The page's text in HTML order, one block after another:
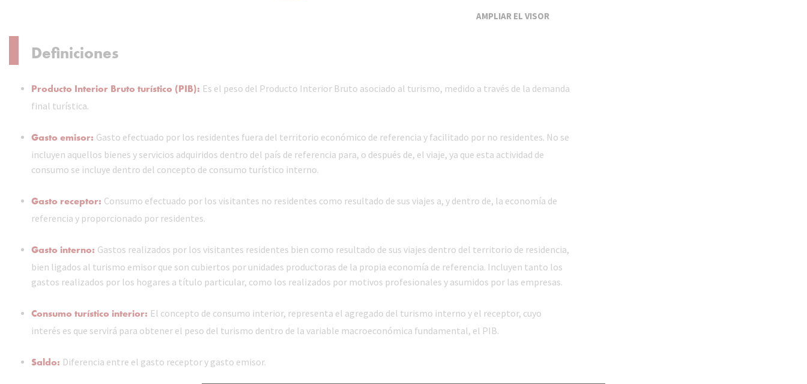
EL VISOR
Definiciones
Producto Interior Bruto turístico (PIB): Es el peso del Producto Interior Bruto asociado al turismo, medido a través de la demanda
final turística.
Gasto emisor: Gasto efectuado por los residentes fuera del territorio económico de referencia y facilitado por no residentes. No se
incluyen aquellos bienes y servicios adquiridos dentro del país de referencia para, o después de, el viaje, ya que esta actividad de
consumo se incluye dentro del concepto de consumo turístico interno.
Gasto receptor: Consumo efectuado por los visitantes no residentes como resultado de sus viajes a, y dentro de, la economía de
referencia y proporcionado por residentes.
Gasto interno: Gastos realizados por los visitantes residentes bien como resultado de sus viajes dentro del territorio de residencia,
bien ligados al turismo emisor que son cubiertos por unidades productoras de la propia economía de referencia. Incluyen tanto los
gastos realizados por los hogares a título particular, como los realizados por motivos profesionales y asumidos por las empresas.
Consumo turístico interior: El concepto de consumo interior, representa el agregado del turismo interno y el receptor, cuyo
interés es que servirá para obtener el peso del turismo dentro de la variable macroeconómica fundamental, el PIB.
Saldo: Diferencia entre el gasto receptor y gasto emisor.